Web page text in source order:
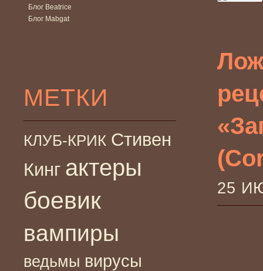
Блог Beatrice
Блог Mabgat
МЕТКИ
КЛУБ-КРИК Стивен
Кинг актеры
боевик
вампиры
ведьмы вирусы
25